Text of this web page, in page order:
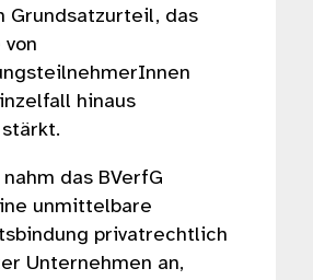
Grundsatzurteil, das
hinaus
das BVerfG
unmittelbare
privatrechtlich
Unternehmen an,